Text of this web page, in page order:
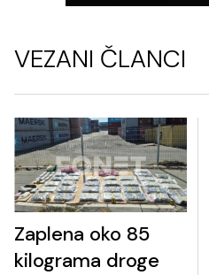
VEZANI ČLANCI
Zaplena oko 85
kilograma droge